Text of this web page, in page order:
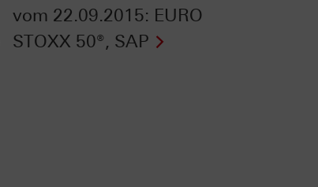
vom 22.09.2015: EURO
STOXX 50®, SAP